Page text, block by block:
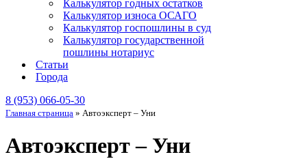
Калькулятор годных остатков
Калькулятор износа ОСАГО
Калькулятор госпошлины в суд
Калькулятор государственной
пошлины нотариус
Статьи
Города
8 (953) 066-05-30
Главная страница » Автоэксперт – Уни
Автоэксперт – Уни